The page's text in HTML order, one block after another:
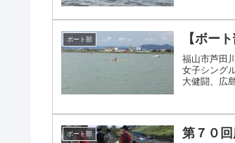
ボート部 【ボー
福山市芦田
女子シング
大健闘、広
ボート部 第７０